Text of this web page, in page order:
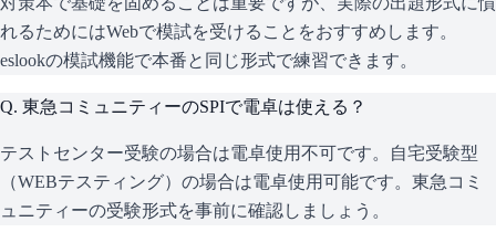
れるためにはWebで模試を受けることをおすすめします。
eslookの模試機能で本番と同じ形式で練習できます。
Q. 東急コミュニティーのSPIで電卓は使える？
テストセンター受験の場合は電卓使用不可です。自宅受験型
（WEBテスティング）の場合は電卓使用可能です。東急コミ
ュニティーの受験形式を事前に確認しましょう。